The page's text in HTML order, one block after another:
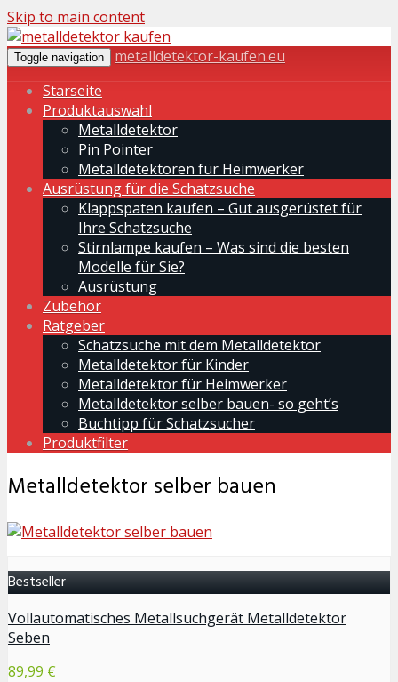
Skip to main content
Toggle navigation
metalldetektor-kaufen.eu
Starseite
Produktauswahl
Metalldetektor
Pin Pointer
Metalldetektoren für Heimwerker
Ausrüstung für die Schatzsuche
Klappspaten kaufen – Gut ausgerüstet für
Ihre Schatzsuche
Stirnlampe kaufen – Was sind die besten
Modelle für Sie?
Ausrüstung
Zubehör
Ratgeber
Schatzsuche mit dem Metalldetektor
Metalldetektor für Kinder
Metalldetektor für Heimwerker
Metalldetektor selber bauen- so geht’s
Buchtipp für Schatzsucher
Produktfilter
Metalldetektor selber bauen
Bestseller
Vollautomatisches Metallsuchgerät Metalldetektor
Seben
89,99 €